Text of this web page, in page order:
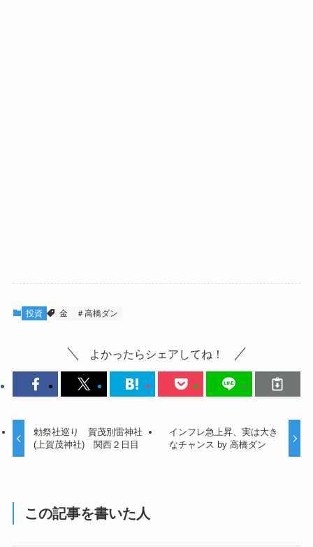
投資 金 ＃高橋ダン
よかったらシェアしてね！
勅祭社巡り 賀茂別雷神社
(上賀茂神社) 関西２日目
インフレ急上昇、実は大き
なチャンス by 高橋ダン
この記事を書いた人